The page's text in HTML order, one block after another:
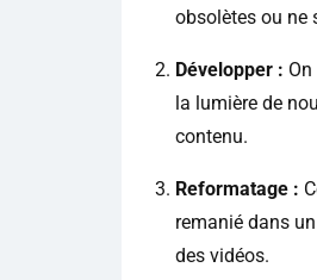
obsolètes ou ne
Développer :
la lumière de
contenu.
Reformatage :
remanié dans
des vidéos.